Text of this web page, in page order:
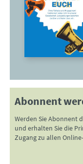
Abonnent
Werden Sie Abonnent
und erhalten Sie die
Zugang zu allen